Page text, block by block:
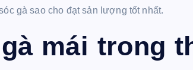
gà sao cho đạt sản lượng tốt nhất.
mái trong